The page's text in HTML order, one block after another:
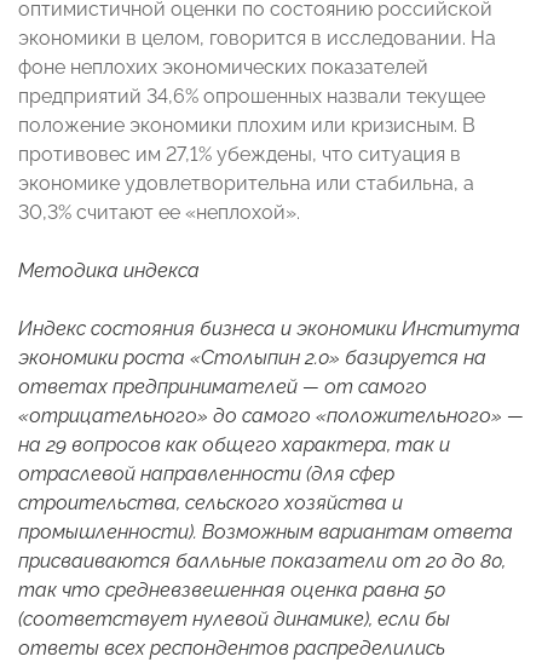
оптимистичной оценки по состоянию российской
экономики в целом, говорится в исследовании. На
фоне неплохих экономических показателей
предприятий 34,6% опрошенных назвали текущее
положение экономики плохим или кризисным. В
противовес им 27,1% убеждены, что ситуация в
экономике удовлетворительна или стабильна, а
30,3% считают ее «неплохой».
Методика индекса
Индекс состояния бизнеса и экономики Института
экономики роста «Столыпин 2.0» базируется на
ответах предпринимателей — от самого
«отрицательного» до самого «положительного» —
на 29 вопросов как общего характера, так и
отраслевой направленности (для сфер
строительства, сельского хозяйства и
промышленности). Возможным вариантам ответа
присваиваются балльные показатели от 20 до 80,
так что средневзвешенная оценка равна 50
(соответствует нулевой динамике), если бы
ответы всех респондентов распределились